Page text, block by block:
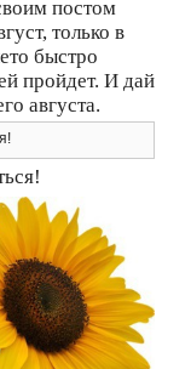
постом
только в
быстро
пройдет. И дай
августа.